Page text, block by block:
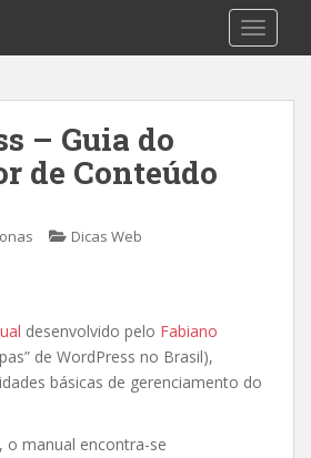
– Guia do
de Conteúdo
Dicas Web
desenvolvido pelo Fabiano
de WordPress no Brasil),
básicas de gerenciamento do
o manual encontra-se